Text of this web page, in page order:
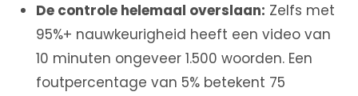
De controle helemaal overslaan: Zelfs met
95%+ nauwkeurigheid heeft een video van
10 minuten ongeveer 1.500 woorden. Een
foutpercentage van 5% betekent 75